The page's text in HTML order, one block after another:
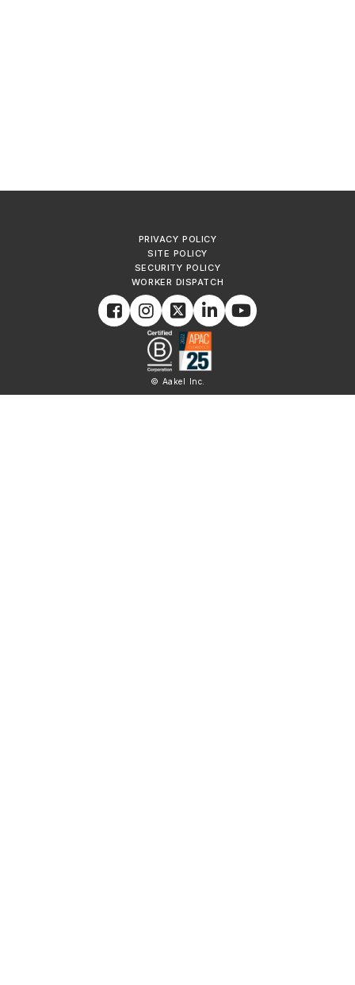
PRIVACY POLICY
SITE POLICY
SECURITY POLICY
WORKER DISPATCH
© Aakel Inc.